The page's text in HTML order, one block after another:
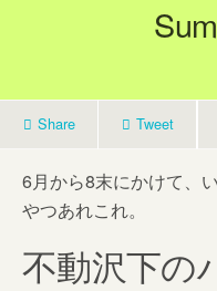
Share Tweet
6月から8末にかけて、
やつあれこれ。
不動沢下の